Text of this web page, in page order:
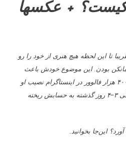
کیست؟ + عکسها
تا این لحظه هیچ هنری از خود را رو
بودن.این موضوع خودش باعث
شده در حال حاضر ۱ میلیون و ۴۰۰ هزار فالوور در اینستاگرام نصیب او
-۴ روز گذشته به حسابش ریخته
این‌جا بخوانید.